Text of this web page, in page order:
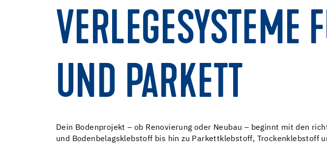
VERLEGESYSTEME
UND PARKETT
Dein Bodenprojekt – ob Renovierung oder Neubau – beginnt mit den
und Bodenbelagsklebstoff bis hin zu Parkettklebstoff, Trockenklebstoff